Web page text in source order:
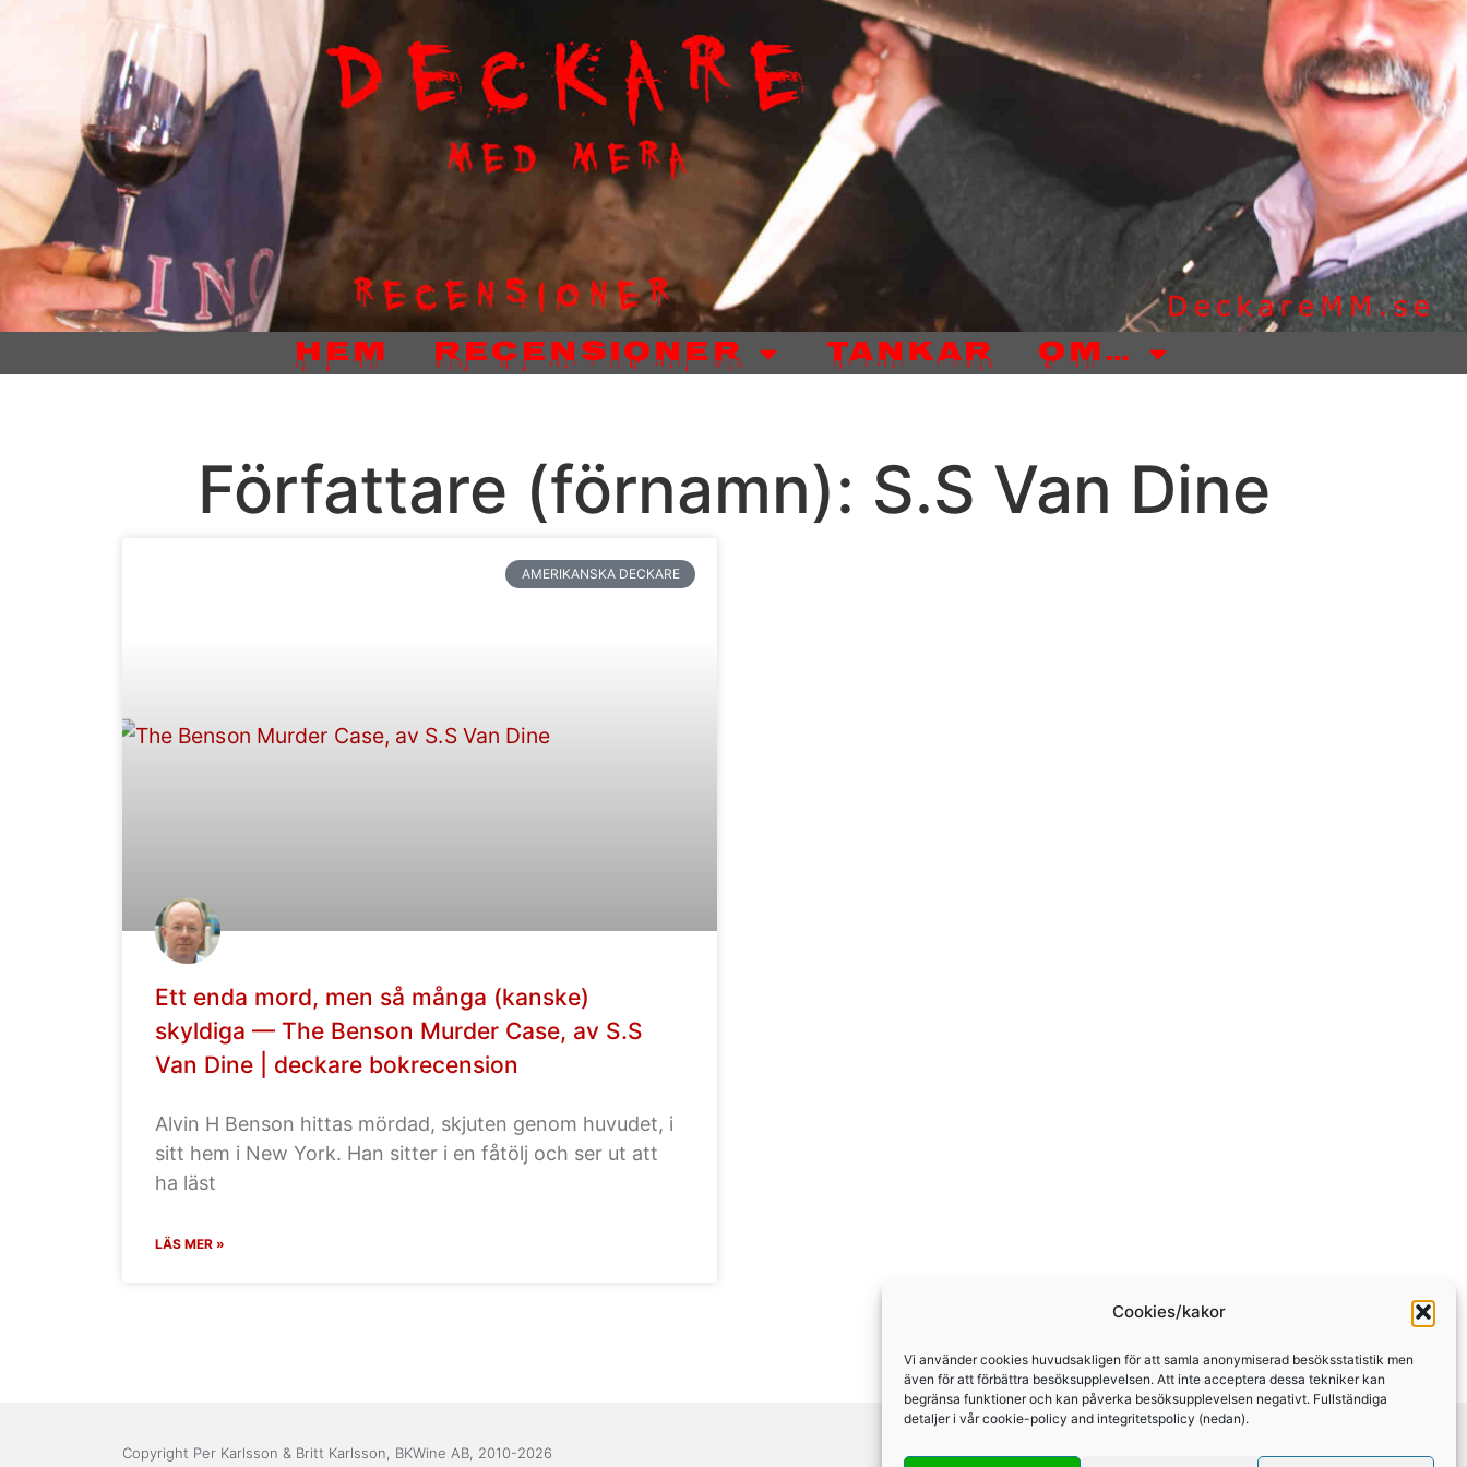
Cookies/kakor
Vi använder cookies huvudsakligen för att samla anonymiserad besöksstatistik men
även för att förbättra besöksupplevelsen. Att inte acceptera dessa tekniker kan
begränsa funktioner och kan påverka besöksupplevelsen negativt. Fullständiga
detaljer i vår cookie-policy and integritetspolicy (nedan).
Hem Recensioner Tankar Om…
Författare (förnamn): S.S Van Dine
AMERIKANSKA DECKARE
Ett enda mord, men så många (kanske)
skyldiga — The Benson Murder Case, av S.S
Van Dine | deckare bokrecension
Alvin H Benson hittas mördad, skjuten genom huvudet, i
sitt hem i New York. Han sitter i en fåtölj och ser ut att
ha läst
LÄS MER »
Copyright Per Karlsson & Britt Karlsson, BKWine AB, 2010-2026